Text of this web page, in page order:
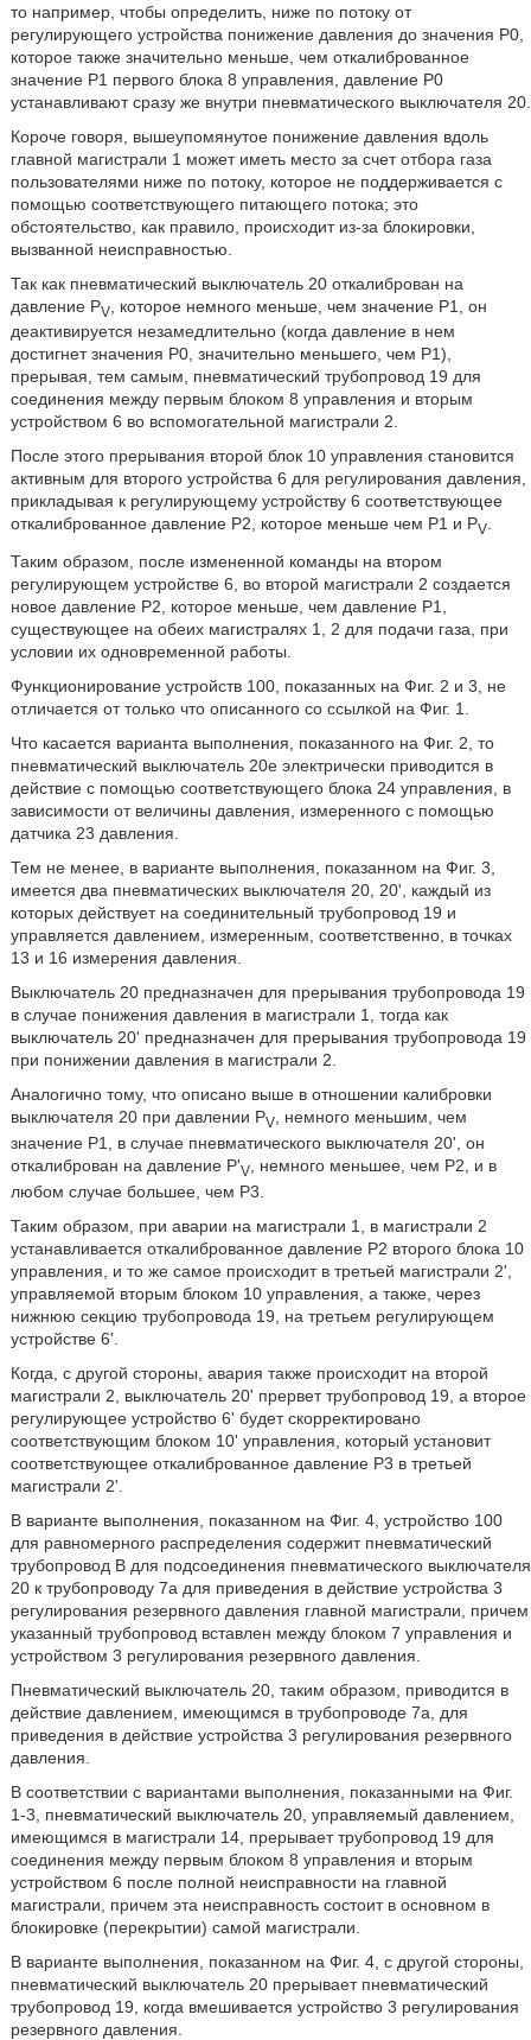
то например, чтобы определить, ниже по потоку от
регулирующего устройства понижение давления до значения Р0,
которое также значительно меньше, чем откалиброванное
значение Р1 первого блока 8 управления, давление Р0
устанавливают сразу же внутри пневматического выключателя 20.
Короче говоря, вышеупомянутое понижение давления вдоль
главной магистрали 1 может иметь место за счет отбора газа
пользователями ниже по потоку, которое не поддерживается с
помощью соответствующего питающего потока; это
обстоятельство, как правило, происходит из-за блокировки,
вызванной неисправностью.
Так как пневматический выключатель 20 откалиброван на
давление PV, которое немного меньше, чем значение Р1, он
деактивируется незамедлительно (когда давление в нем
достигнет значения Р0, значительно меньшего, чем Р1),
прерывая, тем самым, пневматический трубопровод 19 для
соединения между первым блоком 8 управления и вторым
устройством 6 во вспомогательной магистрали 2.
После этого прерывания второй блок 10 управления становится
активным для второго устройства 6 для регулирования давления,
прикладывая к регулирующему устройству 6 соответствующее
откалиброванное давление Р2, которое меньше чем Р1 и PV.
Таким образом, после измененной команды на втором
регулирующем устройстве 6, во второй магистрали 2 создается
новое давление Р2, которое меньше, чем давление Р1,
существующее на обеих магистралях 1, 2 для подачи газа, при
условии их одновременной работы.
Функционирование устройств 100, показанных на Фиг. 2 и 3, не
отличается от только что описанного со ссылкой на Фиг. 1.
Что касается варианта выполнения, показанного на Фиг. 2, то
пневматический выключатель 20е электрически приводится в
действие с помощью соответствующего блока 24 управления, в
зависимости от величины давления, измеренного с помощью
датчика 23 давления.
Тем не менее, в варианте выполнения, показанном на Фиг. 3,
имеется два пневматических выключателя 20, 20', каждый из
которых действует на соединительный трубопровод 19 и
управляется давлением, измеренным, соответственно, в точках
13 и 16 измерения давления.
Выключатель 20 предназначен для прерывания трубопровода 19
в случае понижения давления в магистрали 1, тогда как
выключатель 20' предназначен для прерывания трубопровода 19
при понижении давления в магистрали 2.
Аналогично тому, что описано выше в отношении калибровки
выключателя 20 при давлении PV, немного меньшим, чем
значение Р1, в случае пневматического выключателя 20', он
откалиброван на давление P'V, немного меньшее, чем Р2, и в
любом случае большее, чем Р3.
Таким образом, при аварии на магистрали 1, в магистрали 2
устанавливается откалиброванное давление Р2 второго блока 10
управления, и то же самое происходит в третьей магистрали 2',
управляемой вторым блоком 10 управления, а также, через
нижнюю секцию трубопровода 19, на третьем регулирующем
устройстве 6'.
Когда, с другой стороны, авария также происходит на второй
магистрали 2, выключатель 20' прервет трубопровод 19, а второе
регулирующее устройство 6' будет скорректировано
соответствующим блоком 10' управления, который установит
соответствующее откалиброванное давление Р3 в третьей
магистрали 2'.
В варианте выполнения, показанном на Фиг. 4, устройство 100
для равномерного распределения содержит пневматический
трубопровод В для подсоединения пневматического выключателя
20 к трубопроводу 7а для приведения в действие устройства 3
регулирования резервного давления главной магистрали, причем
указанный трубопровод вставлен между блоком 7 управления и
устройством 3 регулирования резервного давления.
Пневматический выключатель 20, таким образом, приводится в
действие давлением, имеющимся в трубопроводе 7а, для
приведения в действие устройства 3 регулирования резервного
давления.
В соответствии с вариантами выполнения, показанными на Фиг.
1-3, пневматический выключатель 20, управляемый давлением,
имеющимся в магистрали 14, прерывает трубопровод 19 для
соединения между первым блоком 8 управления и вторым
устройством 6 после полной неисправности на главной
магистрали, причем эта неисправность состоит в основном в
блокировке (перекрытии) самой магистрали.
В варианте выполнения, показанном на Фиг. 4, с другой стороны,
пневматический выключатель 20 прерывает пневматический
трубопровод 19, когда вмешивается устройство 3 регулирования
резервного давления.